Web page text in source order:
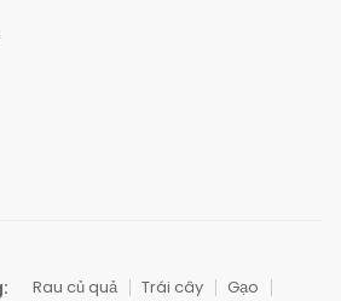
Rau củ quả Trái cây
Gạo